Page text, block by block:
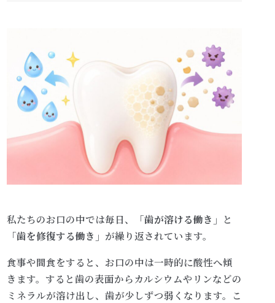
私たちのお口の中では毎日、 「歯が溶ける働き」 と
「歯を修復する働き」 が繰り返されています。
食事や間食をすると、お口の中は一時的に酸性へ傾
きます。すると歯の表面からカルシウムやリンなどの
ミネラルが溶け出し、歯が少しずつ弱くなります。こ